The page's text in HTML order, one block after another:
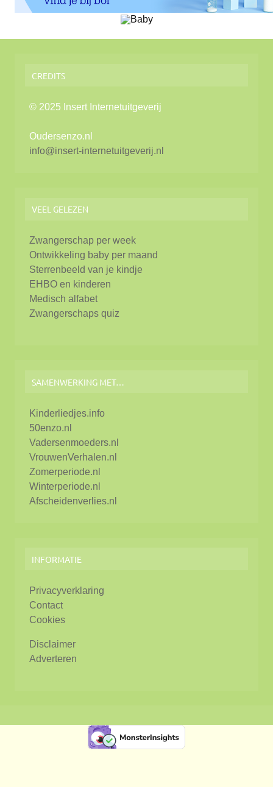
CREDITS
© 2025 Insert Internetuitgeverij
Oudersenzo.nl
info@insert-internetuitgeverij.nl
VEEL GELEZEN
Zwangerschap per week
Ontwikkeling baby per maand
Sterrenbeeld van je kindje
EHBO en kinderen
Medisch alfabet
Zwangerschaps quiz
SAMENWERKING MET…
Kinderliedjes.info
50enzo.nl
Vadersenmoeders.nl
VrouwenVerhalen.nl
Zomerperiode.nl
Winterperiode.nl
Afscheidenverlies.nl
INFORMATIE
Privacyverklaring
Contact
Cookies
Disclaimer
Adverteren